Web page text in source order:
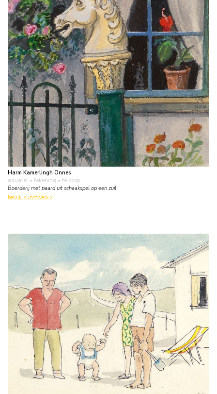
Harm Kamerlingh Onnes
aquarel • tekening • te koop
Boerderij met paard uit schaakspel op een zuil
bekijk kunstwerk